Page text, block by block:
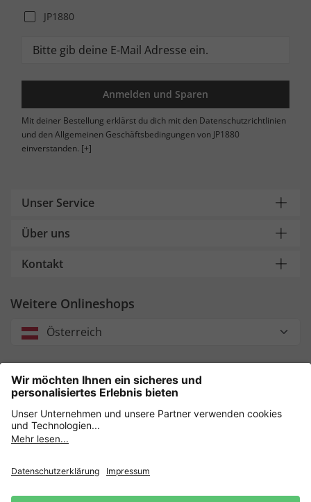
JP1880
Anmelden und Sparen
Mit deiner Bestellung erklärst du dich mit den Datenschutzrichtlinien
und den Allgemeinen Geschäftsbedingungen von JP1880
einverstanden. [+]
Unser Service
Über uns
Kontakt
Weitere Onlineshops
Österreich
Unsere Zahlungsarten
Sicher einkaufen mit